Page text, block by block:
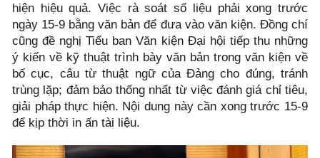
hiện hiệu quả. Việc rà soát số liệu phải xong trước
ngày 15-9 bằng văn bản để đưa vào văn kiện. Đồng chí
cũng đề nghị Tiểu ban Văn kiện Đại hội tiếp thu những
ý kiến về kỹ thuật trình bày văn bản trong văn kiện về
bố cục, câu từ thuật ngữ của Đảng cho đúng, tránh
trùng lặp; đảm bảo thống nhất từ việc đánh giá chỉ tiêu,
giải pháp thực hiện. Nội dung này cần xong trước 15-9
để kịp thời in ấn tài liệu.